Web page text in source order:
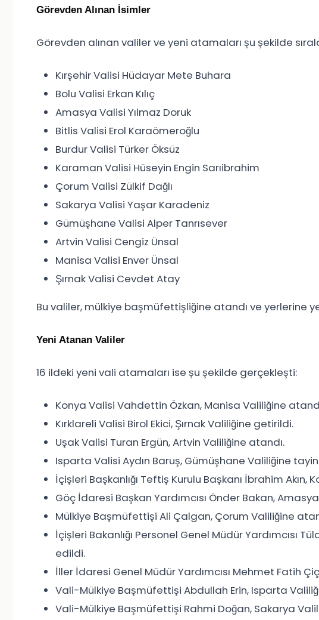
Görevden Alınan İsimler
Görevden alınan valiler ve yeni atamaları şu şekilde
Kırşehir Valisi Hüdayar Mete Buhara
Bolu Valisi Erkan Kılıç
Amasya Valisi Yılmaz Doruk
Bitlis Valisi Erol Karaömeroğlu
Burdur Valisi Türker Öksüz
Karaman Valisi Hüseyin Engin Sarıibrahim
Çorum Valisi Zülkif Dağlı
Sakarya Valisi Yaşar Karadeniz
Gümüşhane Valisi Alper Tanrısever
Artvin Valisi Cengiz Ünsal
Manisa Valisi Enver Ünsal
Şırnak Valisi Cevdet Atay
Bu valiler, mülkiye başmüfettişliğine atandı ve yerlerine
Yeni Atanan Valiler
16 ildeki yeni vali atamaları ise şu şekilde gerçekleşti:
Konya Valisi Vahdettin Özkan, Manisa Valiliğine
Kırklareli Valisi Birol Ekici, Şırnak Valiliğine getirildi.
Uşak Valisi Turan Ergün, Artvin Valiliğine atandı.
Isparta Valisi Aydın Baruş, Gümüşhane Valiliğine
İçişleri Başkanlığı Teftiş Kurulu Başkanı İbrahim Akın,
Göç İdaresi Başkan Yardımcısı Önder Bakan,
Mülkiye Başmüfettişi Ali Çalgan, Çorum Valiliğine
İçişleri Bakanlığı Personel Genel Müdür Yardımcısı
edildi.
İller İdaresi Genel Müdür Yardımcısı Mehmet Fatih
Vali-Mülkiye Başmüfettişi Abdullah Erin, Isparta
Vali-Mülkiye Başmüfettişi Rahmi Doğan, Sakarya